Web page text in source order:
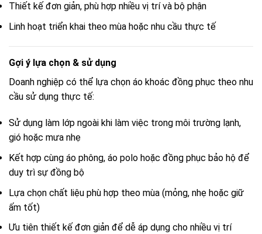
Thiết kế đơn giản, phù hợp nhiều vị trí và bộ phận
Linh hoạt triển khai theo mùa hoặc nhu cầu thực tế
Gợi ý lựa chọn & sử dụng
Doanh nghiệp có thể lựa chọn áo khoác đồng phục theo nhu
cầu sử dụng thực tế:
Sử dụng làm lớp ngoài khi làm việc trong môi trường lạnh,
gió hoặc mưa nhẹ
Kết hợp cùng áo phông, áo polo hoặc đồng phục bảo hộ để
duy trì sự đồng bộ
Lựa chọn chất liệu phù hợp theo mùa (mỏng, nhẹ hoặc giữ
ấm tốt)
Ưu tiên thiết kế đơn giản để dễ áp dụng cho nhiều vị trí